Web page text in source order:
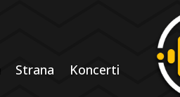
Strana Koncerti